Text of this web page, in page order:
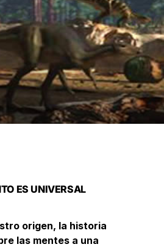
ES UNIVERSAL
origen, la historia
las mentes a una